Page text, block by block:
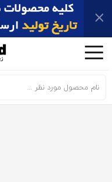
اشتراک
استفاده
از